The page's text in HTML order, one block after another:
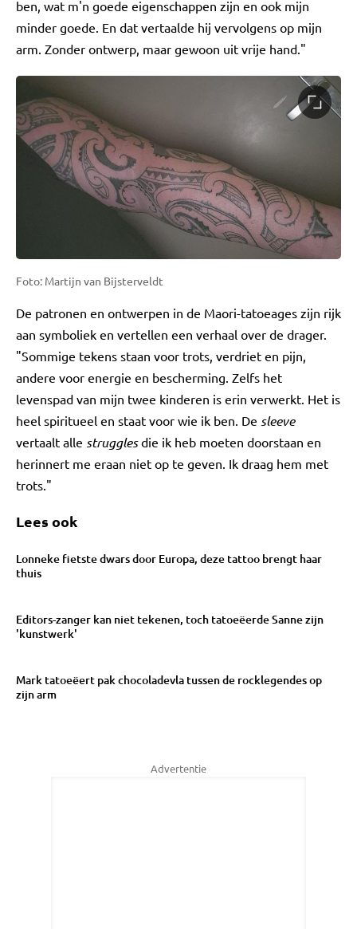
ben, wat m'n goede eigenschappen zijn en ook mijn
minder goede. En dat vertaalde hij vervolgens op mijn
arm. Zonder ontwerp, maar gewoon uit vrije hand."
Foto: Martijn van Bijsterveldt
De patronen en ontwerpen in de Maori-tatoeages zijn rijk
aan symboliek en vertellen een verhaal over de drager.
"Sommige tekens staan voor trots, verdriet en pijn,
andere voor energie en bescherming. Zelfs het
levenspad van mijn twee kinderen is erin verwerkt. Het is
heel spiritueel en staat voor wie ik ben. De sleeve
vertaalt alle strugglesdie ik heb moeten doorstaan en
herinnert me eraan niet op te geven. Ik draag hem met
trots."
Lees ook
Lonneke fietste dwars door Europa, deze tattoo brengt haar
thuis
Editors-zanger kan niet tekenen, toch tatoeëerde Sanne zijn
'kunstwerk'
Mark tatoeëert pak chocoladevla tussen de rocklegendes op
zijn arm
Advertentie